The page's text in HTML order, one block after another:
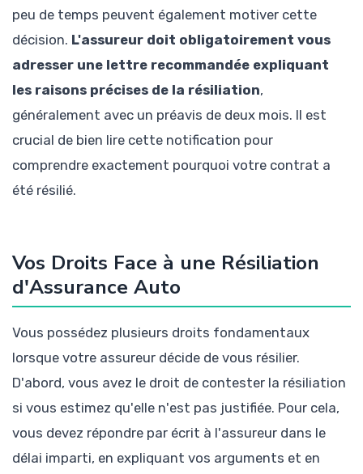
peu de temps peuvent également motiver cette
décision. L'assureur doit obligatoirement vous
adresser une lettre recommandée expliquant
les raisons précises de la résiliation,
généralement avec un préavis de deux mois. Il est
crucial de bien lire cette notification pour
comprendre exactement pourquoi votre contrat a
été résilié.
Vos Droits Face à une Résiliation
d'Assurance Auto
Vous possédez plusieurs droits fondamentaux
lorsque votre assureur décide de vous résilier.
D'abord, vous avez le droit de contester la résiliation
si vous estimez qu'elle n'est pas justifiée. Pour cela,
vous devez répondre par écrit à l'assureur dans le
délai imparti, en expliquant vos arguments et en